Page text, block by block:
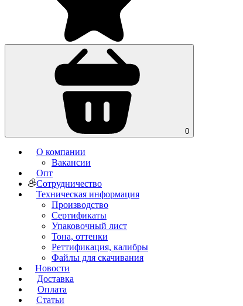
0
О компании
Вакансии
Опт
Сотрудничество
Техническая информация
Производство
Сертификаты
Упаковочный лист
Тона, оттенки
Реттификация, калибры
Файлы для cкачивания
Новости
Доставка
Оплата
Статьи